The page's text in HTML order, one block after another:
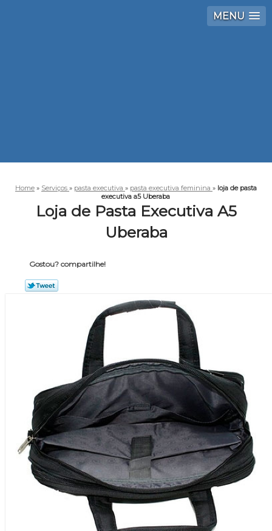
MENU
Home » Serviços » pasta executiva » pasta executiva feminina » loja de pasta
executiva a5 Uberaba
Loja de Pasta Executiva A5
Uberaba
Gostou? compartilhe!